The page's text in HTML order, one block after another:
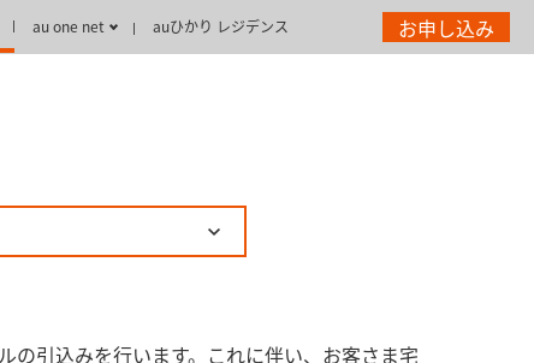
au one net auひかり レジデンス お申し込み
の引込みを行います。これに伴い、お客さま宅